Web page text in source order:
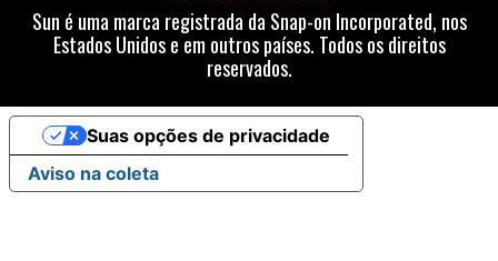
Sun é uma marca registrada da Snap-on Incorporated, nos
Estados Unidos e em outros países. Todos os direitos
reservados.
Aviso na coleta
Suas opções de privacidade